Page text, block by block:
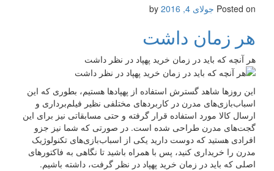
Posted on جولای 4, 2016
هر زمان داشت
هر آنچه که باید در زمان خرید پهپاد در نظر داشت
این روزها شاهد گسترش استفاده از پهپادها هستیم، بطوری که این
اسباب‌بازی‌های مدرن در کاربردهای مختلفی نظیر فیلم‌برداری و
ارسال کالا مورد استفاده قرار گرفته و حتی مسابقاتی نیز برای این
گجت‌های مدرن طراحی شده است. در صورتی که شما نیز جزو
افرادی هستید که دوست دارید یکی از اسباب‌بازی‌های تکنولوژیک
مدرن را خریداری کنید، پس با همراه باشید تا نگاهی به فاکتورهای
اصلی که باید در زمان خرید پهپاد در نظر گرفت، داشته باشیم.